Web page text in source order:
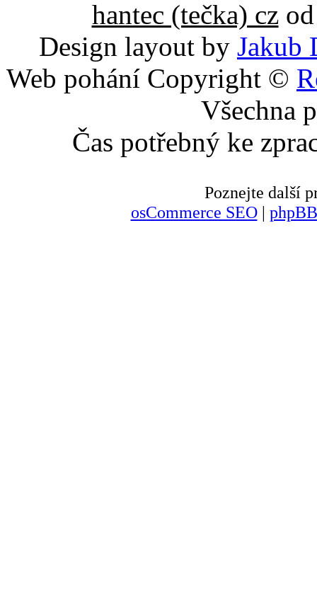
hantec (tečka) czod
Design layout by Jakub
Web pohání Copyright ©
Všechna
Čas potřebný ke
Poznejte další
osCommerce SEO|